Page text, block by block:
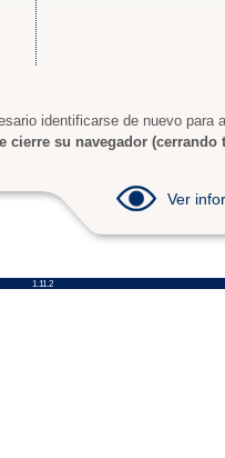
identificarse de nuevo para
cierre su navegador (cerrando
Ver
1.11.2